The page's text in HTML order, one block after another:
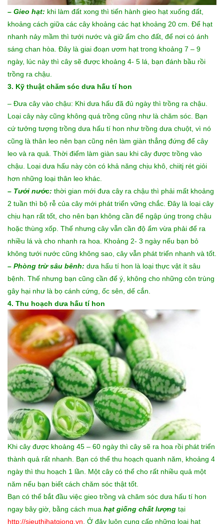
– Gieo hạt: khi làm đất xong thì tiến hành gieo hạt xuống đất,
khoảng cách giữa các cây khoảng các hạt khoảng 20 cm. Để hạt
nhanh nảy mầm thì tưới nước và giữ ẩm cho đất, để nơi có ánh
sáng chan hòa. Đây là giai đoạn ươm hạt trong khoảng 7 – 9
ngày, lúc này thì cây sẽ được khoảng 4- 5 lá, bạn đánh bầu rồi
trồng ra chậu.
3. Kỹ thuật chăm sóc dưa hấu tí hon
– Đưa cây vào chậu: Khi dưa hấu đã đủ ngày thì trồng ra chậu.
Loại cây này cũng không quá trồng cũng như là chăm sóc. Bạn
cứ tưởng tượng trồng dưa hấu tí hon như trồng dưa chuột, vì nó
cũng là thân leo nên bạn cũng nên làm giàn thẳng đứng để cây
leo và ra quả. Thời điểm làm giàn sau khi cây được trồng vào
chậu. Loại dưa hấu này còn có khả năng chịu khô, chiitj rét giỏi
hơn những loại thân leo khác.
– Tưới nước: thời gian mới đưa cây ra chậu thì phải mất khoảng
2 tuần thì bộ rễ của cây mới phát triển vững chắc. Đây là loại cây
chịu hạn rất tốt, cho nên bạn không cần để ngập úng trong chậu
hoặc thùng xốp. Thế nhưng cây vẫn cần độ ẩm vừa phải để ra
nhiều lá và cho nhanh ra hoa. Khoảng 2- 3 ngày nếu bạn bỏ
không tưới nước cũng không sao, cây vẫn phát triển nhanh và tốt.
– Phòng trừ sâu bênh: dưa hấu tí hon là loại thực vật ít sâu
bệnh. Thế nhưng bạn cũng cần để ý, không cho những côn trùng
gây hại như là bọ cánh cứng, ốc sên, dế cắn.
4. Thu hoạch dưa hấu tí hon
Khi cây được khoảng 45 – 60 ngày thì cây sẽ ra hoa rồi phát triển
thành quả rất nhanh. Bạn có thể thu hoạch quanh năm, khoảng 4
ngày thì thu hoạch 1 lần. Một cây có thể cho rất nhiều quả một
năm nếu bạn biết cách chăm sóc thật tốt.
Bạn có thể bắt đầu việc gieo trồng và chăm sóc dưa hấu tí hon
ngay bây giờ, bằng cách mua hạt giống chất lượng tại
http://sieuthihatgiong.vn . Ở đây luôn cung cấp những loại hạt